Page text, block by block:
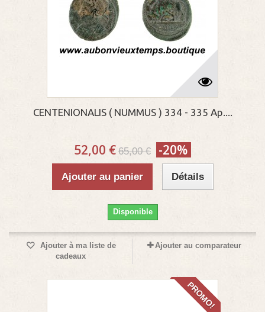
CENTENIONALIS ( NUMMUS ) 334 - 335 Ap....
52,00 € 65,00 € -20%
Ajouter au panier Détails
Disponible
Ajouter à ma liste de
cadeaux
Ajouter au comparateur
PROMO!